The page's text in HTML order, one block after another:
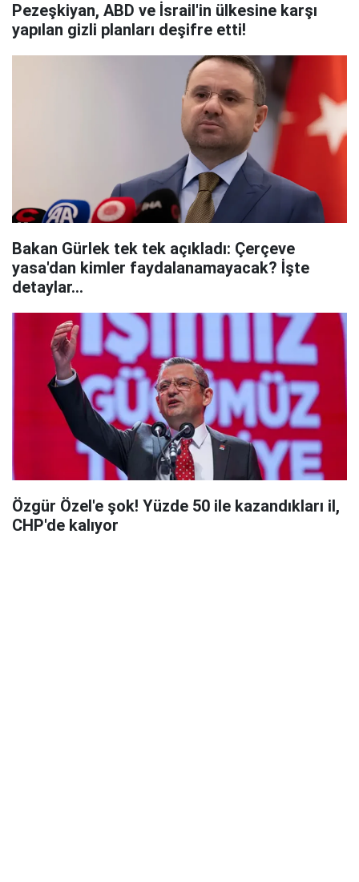
Pezeşkiyan, ABD ve İsrail'in ülkesine karşı
yapılan gizli planları deşifre etti!
Bakan Gürlek tek tek açıkladı: Çerçeve
yasa'dan kimler faydalanamayacak? İşte
detaylar...
Özgür Özel'e şok! Yüzde 50 ile kazandıkları il,
CHP'de kalıyor